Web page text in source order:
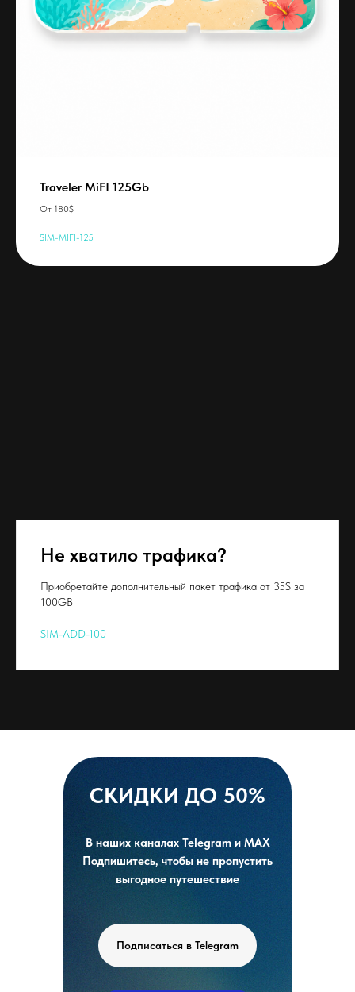
Traveler MiFI 125Gb
От 180$
SIM-MIFI-125
Не хватило трафика?
Приобретайте дополнительный пакет трафика от 35$ за
100GB
SIM-ADD-100
СКИДКИ ДО 50%
В наших каналах Telegram и MAX
Подпишитесь, чтобы не пропустить
выгодное путешествие
Подписаться в Telegram